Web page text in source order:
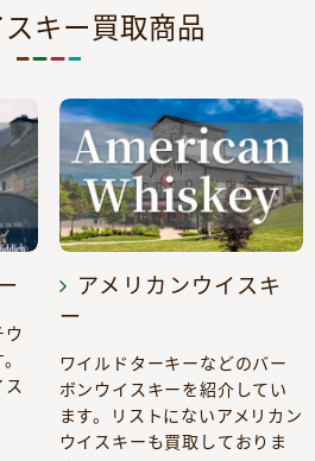
キー買取商品
ウ
ス
アメリカンウイスキ
ー
ワイルドターキーなどのバー
ボンウイスキーを紹介してい
ます。リストにないアメリカン
ウイスキーも買取しておりま